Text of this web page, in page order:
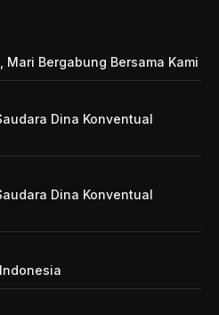
Mari Bergabung Bersama Kami
Dina Konventual
Dina Konventual